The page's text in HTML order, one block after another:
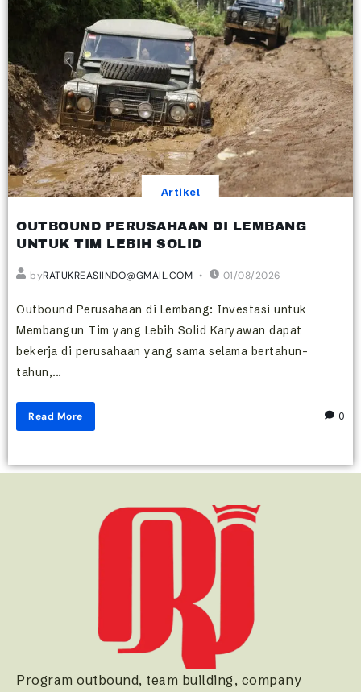
Artikel
OUTBOUND PERUSAHAAN DI LEMBANG
UNTUK TIM LEBIH SOLID
byRATUKREASIINDO@GMAIL.COM 01/08/2026
Outbound Perusahaan di Lembang: Investasi untuk
Membangun Tim yang Lebih Solid Karyawan dapat
bekerja di perusahaan yang sama selama bertahun-
tahun,...
Read More 0
Program outbound, team building, company